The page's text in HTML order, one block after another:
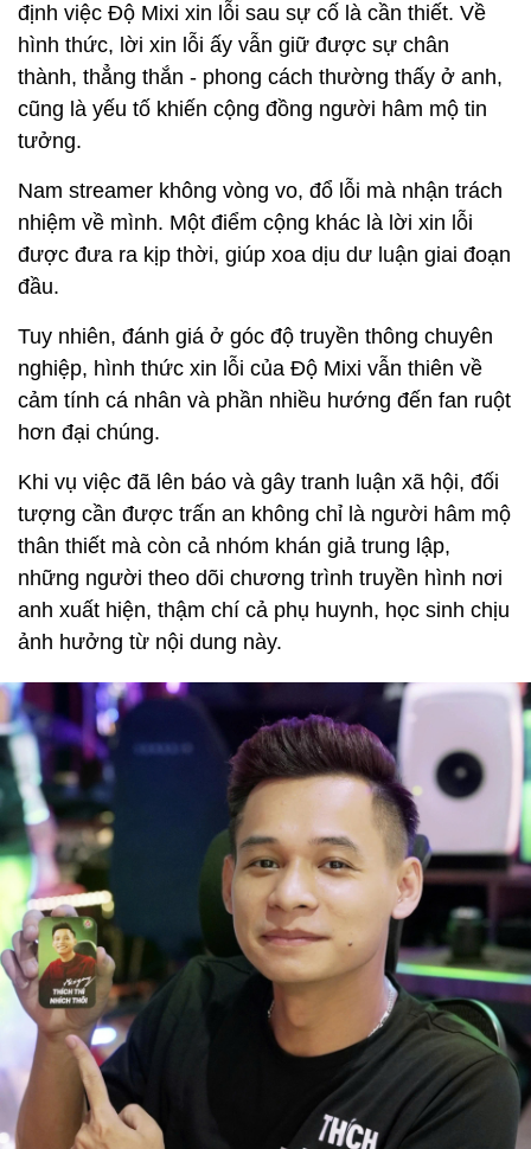
định việc Độ Mixi xin lỗi sau sự cố là cần thiết. Về
hình thức, lời xin lỗi ấy vẫn giữ được sự chân
thành, thẳng thắn - phong cách thường thấy ở anh,
cũng là yếu tố khiến cộng đồng người hâm mộ tin
tưởng.
Nam streamer không vòng vo, đổ lỗi mà nhận trách
nhiệm về mình. Một điểm cộng khác là lời xin lỗi
được đưa ra kịp thời, giúp xoa dịu dư luận giai đoạn
đầu.
Tuy nhiên, đánh giá ở góc độ truyền thông chuyên
nghiệp, hình thức xin lỗi của Độ Mixi vẫn thiên về
cảm tính cá nhân và phần nhiều hướng đến fan ruột
hơn đại chúng.
Khi vụ việc đã lên báo và gây tranh luận xã hội, đối
tượng cần được trấn an không chỉ là người hâm mộ
thân thiết mà còn cả nhóm khán giả trung lập,
những người theo dõi chương trình truyền hình nơi
anh xuất hiện, thậm chí cả phụ huynh, học sinh chịu
ảnh hưởng từ nội dung này.